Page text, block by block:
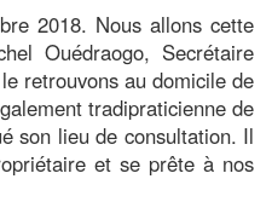
2018. Nous allons cette
Ouédraogo, Secrétaire
retrouvons au domicile de
tradipraticienne de
son lieu de consultation. Il
et se prête à nos